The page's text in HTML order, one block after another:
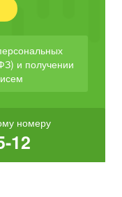
и получении
номеру
12